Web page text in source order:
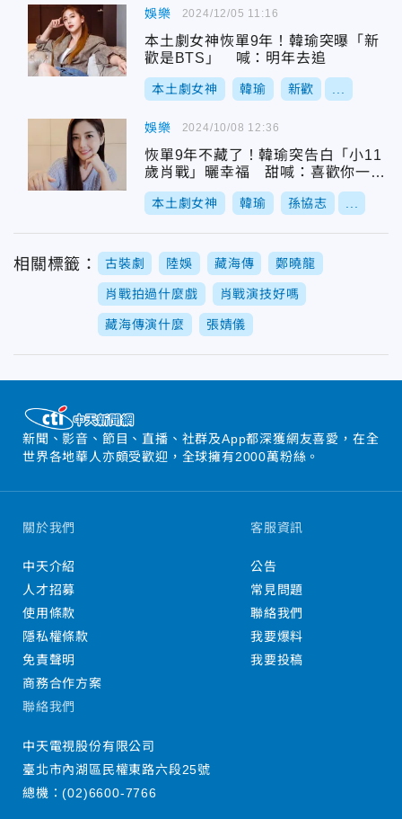
娛樂
本土劇女神恢單9年！韓瑜突曝「新
歡是BTS」 喊：明年去追
本土劇女神 韓瑜 新歡
2024/12/05 11:16
娛樂
恢單9年不藏了！韓瑜突告白「小11
歲肖戰」曬幸福 甜喊：喜歡你一眼
萬年
本土劇女神 韓瑜 孫協志
2024/10/08 12:36
相關標籤： 古裝劇 陸娛 藏海傳 鄭曉龍
肖戰拍過什麼戲 肖戰演技好嗎
藏海傳演什麼 張婧儀
新聞、影音、節目、直播、社群及App都深獲網友喜愛，在全
世界各地華人亦頗受歡迎，全球擁有2000萬粉絲。
關於我們
中天介紹
人才招募
使用條款
隱私權條款
免責聲明
商務合作方案
客服資訊
公告
常見問題
聯絡我們
我要爆料
我要投稿
聯絡我們
中天電視股份有限公司
臺北市內湖區民權東路六段25號
總機：(02)6600-7766